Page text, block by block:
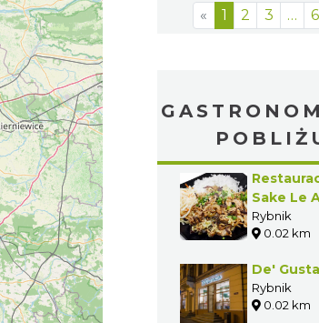
« 1 2 3 … 6
Sake Le
Ngoc
Rybnik
0.02 km
De'
Rybnik
0.02 km